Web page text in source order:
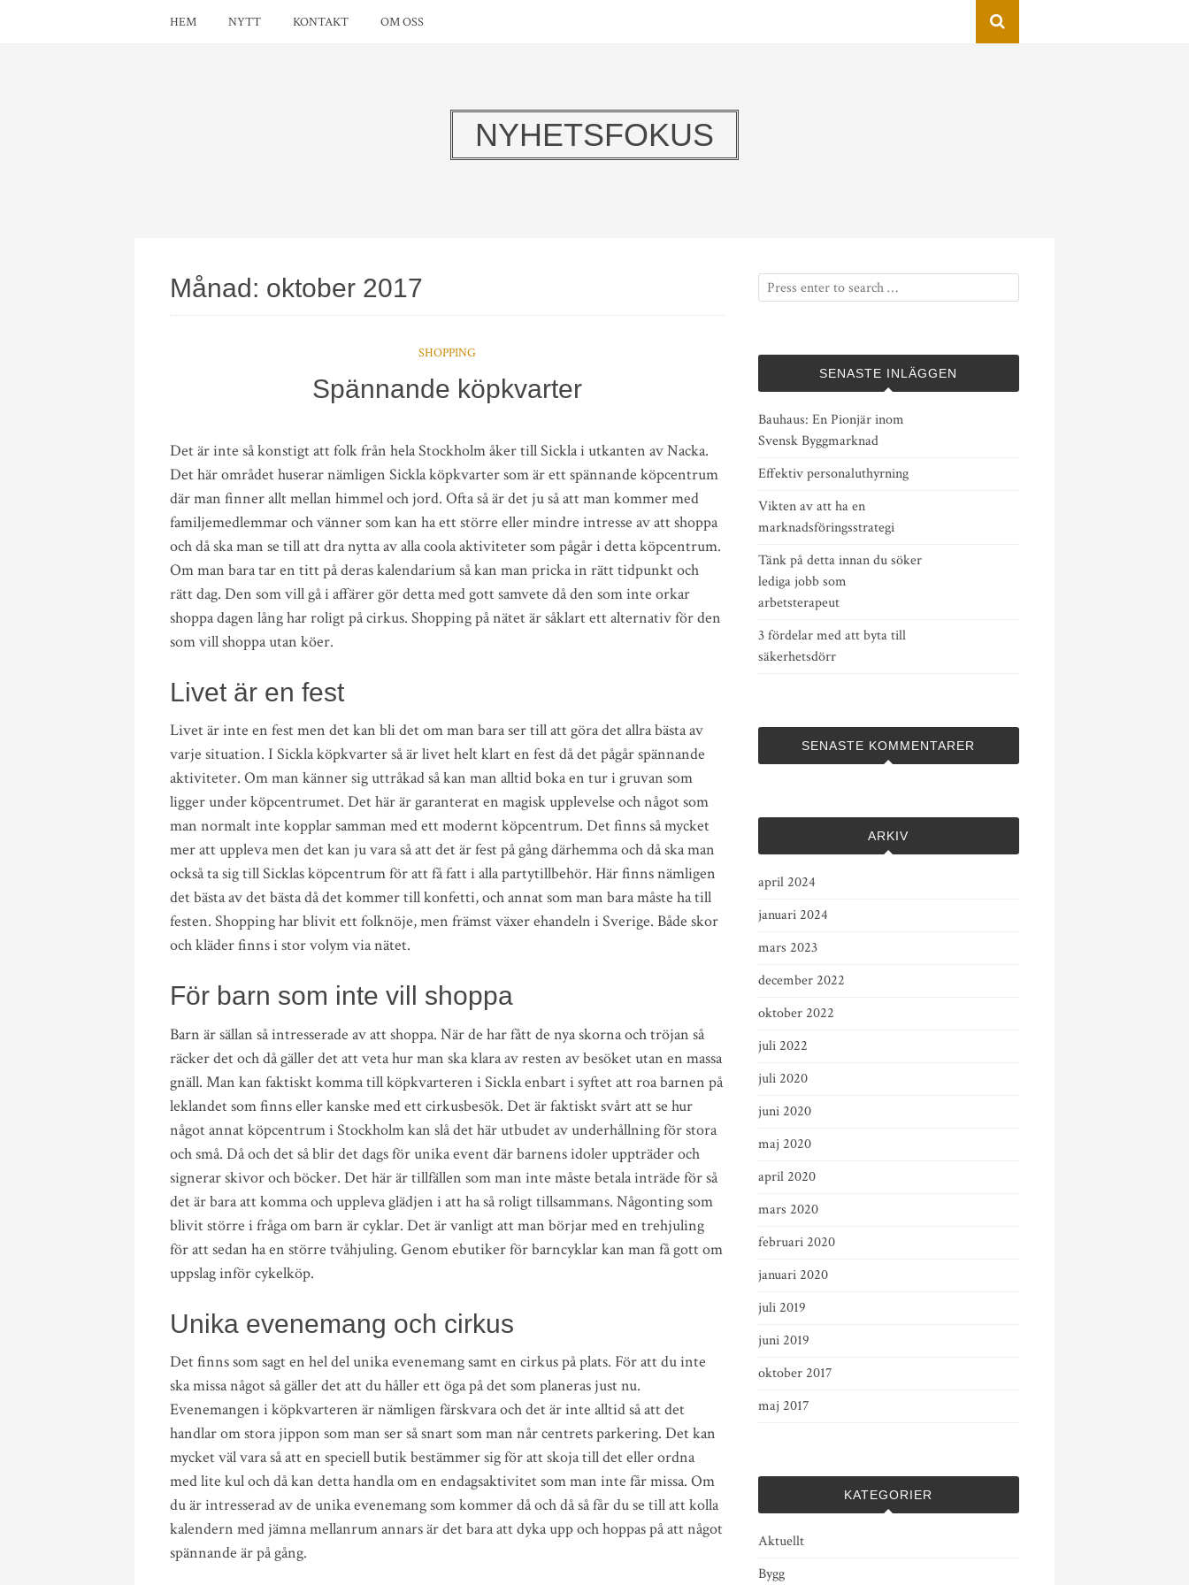
HEM NYTT KONTAKT OM OSS
NYHETSFOKUS
Månad: oktober 2017
SHOPPING
Spännande köpkvarter
Det är inte så konstigt att folk från hela Stockholm åker till Sickla i utkanten av Nacka.
Det här området huserar nämligen Sickla köpkvarter som är ett spännande köpcentrum
där man finner allt mellan himmel och jord. Ofta så är det ju så att man kommer med
familjemedlemmar och vänner som kan ha ett större eller mindre intresse av att shoppa
och då ska man se till att dra nytta av alla coola aktiviteter som pågår i detta köpcentrum.
Om man bara tar en titt på deras kalendarium så kan man pricka in rätt tidpunkt och
rätt dag. Den som vill gå i affärer gör detta med gott samvete då den som inte orkar
shoppa dagen lång har roligt på cirkus. Shopping på nätet är såklart ett alternativ för den
som vill shoppa utan köer.
Livet är en fest
Livet är inte en fest men det kan bli det om man bara ser till att göra det allra bästa av
varje situation. I Sickla köpkvarter så är livet helt klart en fest då det pågår spännande
aktiviteter. Om man känner sig uttråkad så kan man alltid boka en tur i gruvan som
ligger under köpcentrumet. Det här är garanterat en magisk upplevelse och något som
man normalt inte kopplar samman med ett modernt köpcentrum. Det finns så mycket
mer att uppleva men det kan ju vara så att det är fest på gång därhemma och då ska man
också ta sig till Sicklas köpcentrum för att få fatt i alla partytillbehör. Här finns nämligen
det bästa av det bästa då det kommer till konfetti, och annat som man bara måste ha till
festen. Shopping har blivit ett folknöje, men främst växer ehandeln i Sverige. Både skor
och kläder finns i stor volym via nätet.
För barn som inte vill shoppa
Barn är sällan så intresserade av att shoppa. När de har fått de nya skorna och tröjan så
räcker det och då gäller det att veta hur man ska klara av resten av besöket utan en massa
gnäll. Man kan faktiskt komma till köpkvarteren i Sickla enbart i syftet att roa barnen på
leklandet som finns eller kanske med ett cirkusbesök. Det är faktiskt svårt att se hur
något annat köpcentrum i Stockholm kan slå det här utbudet av underhållning för stora
och små. Då och det så blir det dags för unika event där barnens idoler uppträder och
signerar skivor och böcker. Det här är tillfällen som man inte måste betala inträde för så
det är bara att komma och uppleva glädjen i att ha så roligt tillsammans. Någonting som
blivit större i fråga om barn är cyklar. Det är vanligt att man börjar med en trehjuling
för att sedan ha en större tvåhjuling. Genom ebutiker för barncyklar kan man få gott om
uppslag inför cykelköp.
Unika evenemang och cirkus
Det finns som sagt en hel del unika evenemang samt en cirkus på plats. För att du inte
ska missa något så gäller det att du håller ett öga på det som planeras just nu.
Evenemangen i köpkvarteren är nämligen färskvara och det är inte alltid så att det
handlar om stora jippon som man ser så snart som man når centrets parkering. Det kan
mycket väl vara så att en speciell butik bestämmer sig för att skoja till det eller ordna
med lite kul och då kan detta handla om en endagsaktivitet som man inte får missa. Om
du är intresserad av de unika evenemang som kommer då och då så får du se till att kolla
kalendern med jämna mellanrum annars är det bara att dyka upp och hoppas på att något
spännande är på gång.
SENASTE INLÄGGEN
Bauhaus: En Pionjär inom
Svensk Byggmarknad
Effektiv personaluthyrning
Vikten av att ha en
marknadsföringsstrategi
Tänk på detta innan du söker
lediga jobb som
arbetsterapeut
3 fördelar med att byta till
säkerhetsdörr
SENASTE KOMMENTARER
ARKIV
april 2024
januari 2024
mars 2023
december 2022
oktober 2022
juli 2022
juli 2020
juni 2020
maj 2020
april 2020
mars 2020
februari 2020
januari 2020
juli 2019
juni 2019
oktober 2017
maj 2017
KATEGORIER
Aktuellt
Bygg